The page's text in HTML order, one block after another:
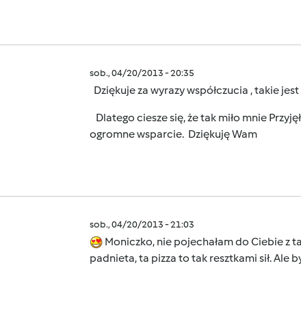
sob., 04/20/2013 - 20:35
Dziękuje za wyrazy współczucia , takie
Dlatego ciesze się, że tak miło mnie
ogromne wsparcie. Dziękuję Wam
sob., 04/20/2013 - 21:03
Moniczko, nie pojechałam do Ciebie z
padnieta, ta pizza to tak resztkami sił. Ale